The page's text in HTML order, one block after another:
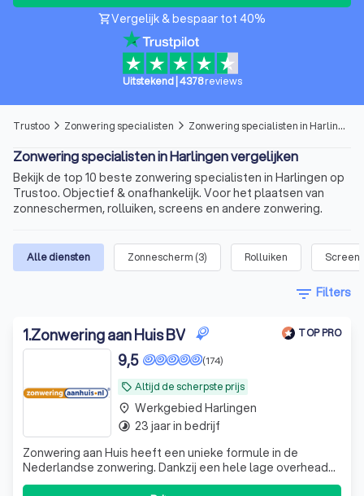
shopping_cartVergelijk & bespaar tot 40%
Uitstekend| 4378 reviews
Trustoo arrow_forward_ios Zonwering specialisten arrow_forward_ios Zonwering specialisten in Harlingen
Zonwering specialisten in Harlingen vergelijken
Bekijk de top 10 beste zonwering specialisten in Harlingen op
Trustoo. Objectief & onafhankelijk. Voor het plaatsen van
zonneschermen, rolluiken, screens en andere zonwering.
Alle diensten Zonnescherm (3) Rolluiken Screens
filter_list Filters
1.Zonwering aan Huis BV TOP PRO
local_offer Altijd de scherpste prijs
(174)
9,5
Zonwering aan Huis heeft een unieke formule in de
Nederlandse zonwering. Dankzij een hele lage overhead
en rechtstreekse levering van fabrikant aan consument
place Werkgebied Harlingen
timelapse 23 jaar in bedrijf